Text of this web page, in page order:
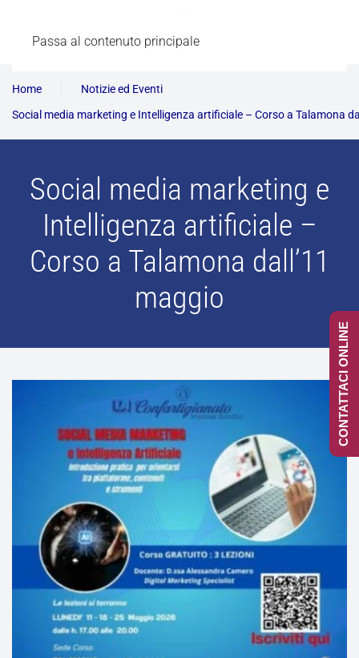
Passa al contenuto principale
Home
Notizie ed Eventi
Social media marketing e Intelligenza artificiale – Corso a Talamona
Social media marketing e
Intelligenza artificiale –
Corso a Talamona dall’11
maggio
CONTATTACI ONLINE